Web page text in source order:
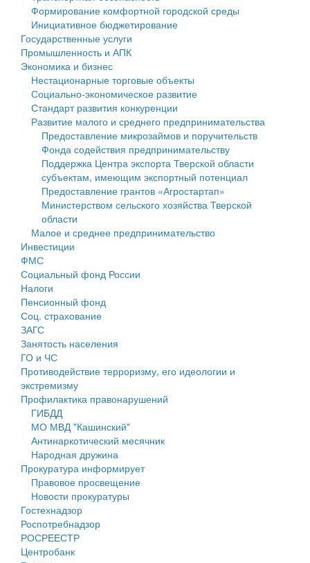
Государственные услуги
Промышленность и АПК
Экономика и бизнес
Символика
Устав
Гостям округа
Туризм
Культура
Образование
Здравоохранение
Социальная защита
Фотоальбом
муниципального округа Тверской области
Администрация Кашинского муниципального округа
Тверской области
Управление сельскими территориями
Открытые данные
Работа с обращениями граждан
Муниципальный контроль
Муниципальные услуги
Проекты административных регламентов
Антимонопольный комплаенс
Противодействие коррупции
Финансовое управление
Бюджет для граждан
Имущество
Выявление правообладателей ранее учтенных
объектов недвижимости
Имущественная поддержка субъектов малого и
среднего предпринимательства
Информационная поддержка субъектов малого и
среднего предпринимательства
Муниципальные программы
Контрольно-счетная палата
Персональные данные
Оценка регулирующего воздействия
Деятельность МУ
Нормативы градостроительного проектирования
Правила землепользования и застройки
Генеральные планы
Проекты планировки территории
Собрание депутатов
Городское поселение
Формирование комфортной городской среды
Инициативное бюджетирование
Государственные услуги
Промышленность и АПК
Экономика и бизнес
Нестационарные торговые объекты
Социально-экономическое развитие
Стандарт развития конкуренции
Развитие малого и среднего предпринимательства
Предоставление микрозаймов и поручительств
Фонда содействия предпринимательству
Поддержка Центра экспорта Тверской области
субъектам, имеющим экспортный потенциал
Предоставление грантов «Агростартап»
Министерством сельского хозяйства Тверской
области
Малое и среднее предпринимательство
Инвестиции
ФМС
Социальный фонд России
Налоги
Пенсионный фонд
Соц. страхование
ЗАГС
Занятость населения
ГО и ЧС
Противодействие терроризму, его идеологии и
экстремизму
Профилактика правонарушений
ГИБДД
МО МВД "Кашинский"
Антинаркотический месячник
Народная дружина
Прокуратура информирует
Правовое просвещение
Новости прокуратуры
Гостехнадзор
Роспотребнадзор
РОСРЕЕСТР
Центробанк